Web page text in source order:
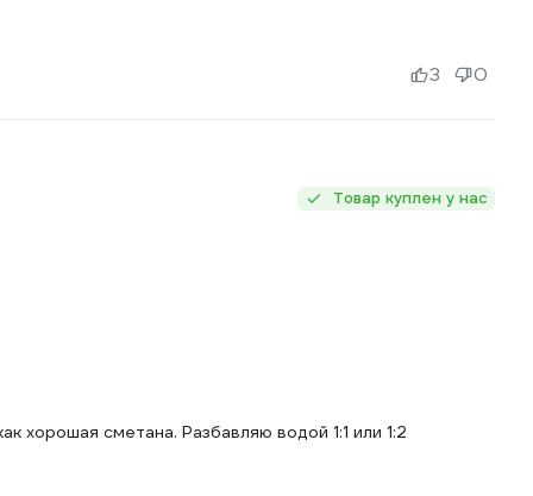
3 0
Товар куплен у нас
хорошая сметана. Разбавляю водой 1:1 или 1:2